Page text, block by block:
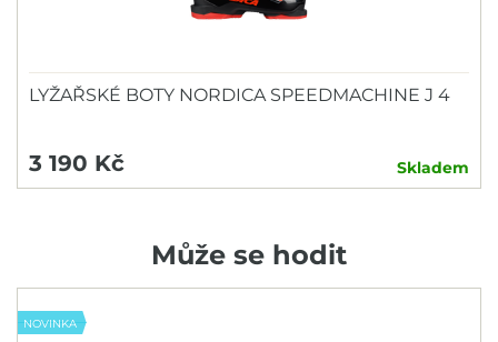
LYŽAŘSKÉ BOTY NORDICA SPEEDMACHINE J 4
3 190 Kč Skladem
Může se hodit
NOVINKA